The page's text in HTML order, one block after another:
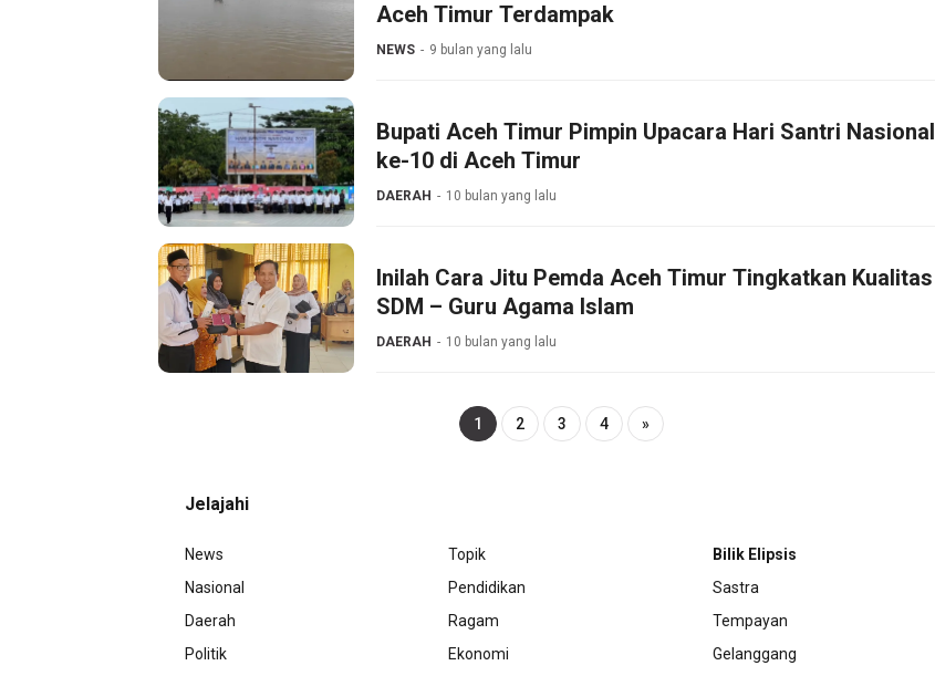
Aceh Timur Terdampak
NEWS 9 bulan yang lalu
Bupati Aceh Timur Pimpin Upacara Hari Santri Nasional
ke-10 di Aceh Timur
DAERAH 10 bulan yang lalu
Inilah Cara Jitu Pemda Aceh Timur Tingkatkan Kualitas
SDM – Guru Agama Islam
DAERAH 10 bulan yang lalu
1 2 3 4 »
Jelajahi
News
Nasional
Daerah
Politik
Topik
Pendidikan
Ragam
Ekonomi
Bilik Elipsis
Sastra
Tempayan
Gelanggang